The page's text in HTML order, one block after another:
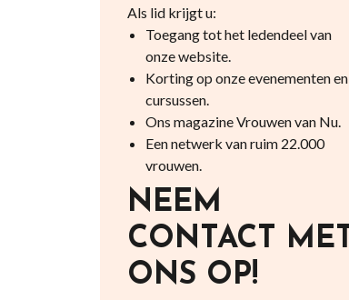
Als lid krijgt u:
Toegang tot het ledendeel van
onze website.
Korting op onze evenementen en
cursussen.
Ons magazine Vrouwen van Nu.
Een netwerk van ruim 22.000
vrouwen.
NEEM
CONTACT MET
ONS OP!